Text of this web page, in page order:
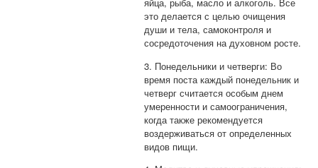
яйца, рыба, масло и алкоголь. Все
это делается с целью очищения
души и тела, самоконтроля и
сосредоточения на духовном росте.
3. Понедельники и четверги: Во
время поста каждый понедельник и
четверг считается особым днем
умеренности и самоограничения,
когда также рекомендуется
воздерживаться от определенных
видов пищи.